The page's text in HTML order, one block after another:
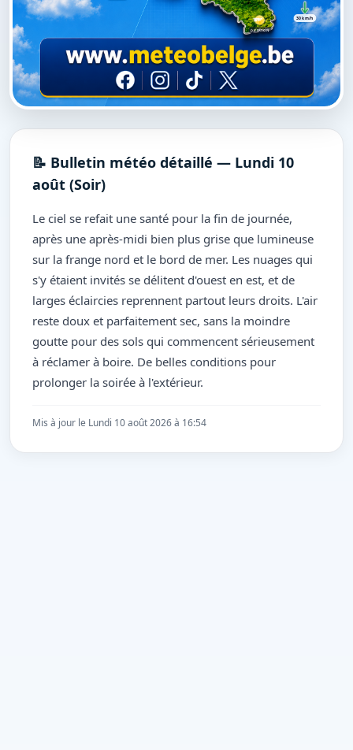
VIRTON
30 km/h
📝 Bulletin météo détaillé — Lundi 10
août (Soir)
Le ciel se refait une santé pour la fin de journée,
après une après-midi bien plus grise que lumineuse
sur la frange nord et le bord de mer. Les nuages qui
s'y étaient invités se délitent d'ouest en est, et de
larges éclaircies reprennent partout leurs droits. L'air
reste doux et parfaitement sec, sans la moindre
goutte pour des sols qui commencent sérieusement
à réclamer à boire. De belles conditions pour
prolonger la soirée à l'extérieur.
Mis à jour le Lundi 10 août 2026 à 16:54